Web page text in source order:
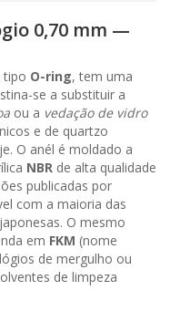
0,70 mm —
tipo O-ring, tem uma
se a substituir a
ou a vedação de vidro
e de quartzo
O anél é moldado a
NBR de alta qualidade
publicadas por
com a maioria das
O mesmo
em FKM (nome
de mergulho ou
de limpeza